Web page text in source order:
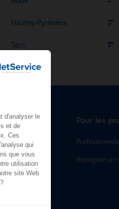
Hautes-Pyrénées
Tarn
Pour les
Rejoignez un
d'analyser le
et de
Ces
qui
que vous
utilisation
site Web